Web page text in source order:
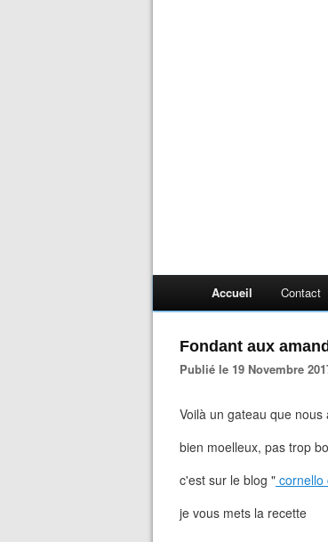
Accueil Contact
Fondant aux
Publié le 19 Novembre
Voilà un gateau que
bien moelleux, pas trop
c'est sur le blog " cornello
je vous mets la recette